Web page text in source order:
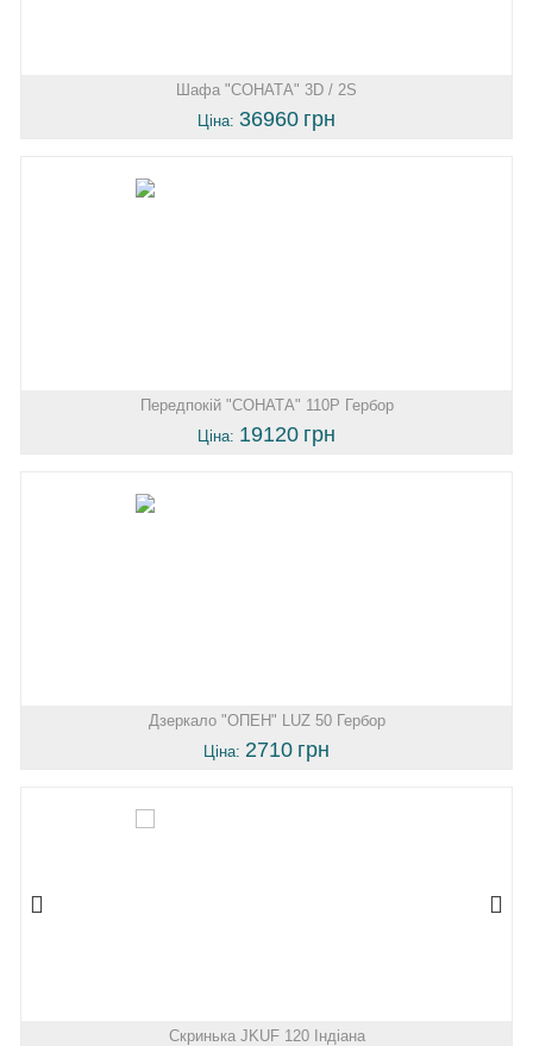
Шафа "СОНАТА" 3D / 2S
Ціна: 36960 грн
Передпокій "СОНАТА" 110P Гербор
Ціна: 19120 грн
Дзеркало "ОПЕН" LUZ 50 Гербор
Ціна: 2710 грн
Скринька JKUF 120 Індіана